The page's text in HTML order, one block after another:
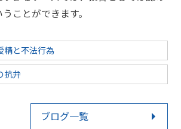
ことができます。
精と不法行為
抗弁
ブログ一覧